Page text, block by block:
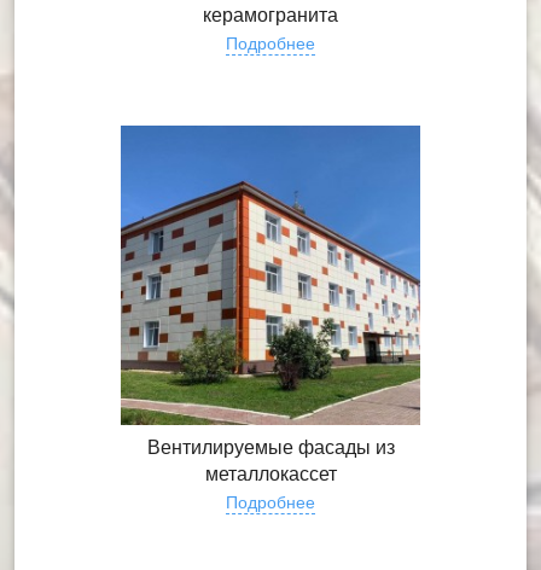
керамогранита
Подробнее
Вентилируемые фасады из
металлокассет
Подробнее